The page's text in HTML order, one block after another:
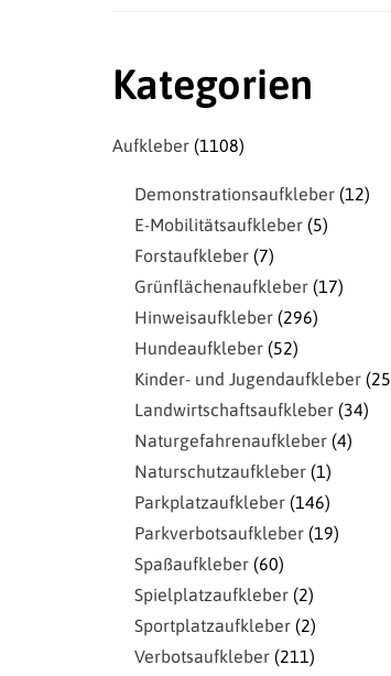
Kategorien
Aufkleber 1108
Demonstrationsaufkleber 12
E-Mobilitätsaufkleber 5
Forstaufkleber 7
Grünflächenaufkleber 17
Hinweisaufkleber 296
Hundeaufkleber 52
Kinder- und Jugendaufkleber 25
Landwirtschaftsaufkleber 34
Naturgefahrenaufkleber 4
Naturschutzaufkleber 1
Parkplatzaufkleber 146
Parkverbotsaufkleber 19
Spaßaufkleber 60
Spielplatzaufkleber 2
Sportplatzaufkleber 2
Verbotsaufkleber 211